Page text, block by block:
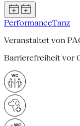
PerformanceTanz
Veranstaltet von
Barrierefreiheit vor